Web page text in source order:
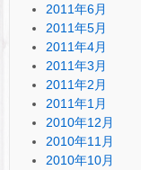
2011年6月
2011年5月
2011年4月
2011年3月
2011年2月
2011年1月
2010年12月
2010年11月
2010年10月